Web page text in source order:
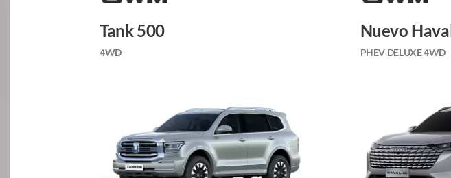
Tank 500
4WD
Nuevo
PHEV DELUXE 4WD